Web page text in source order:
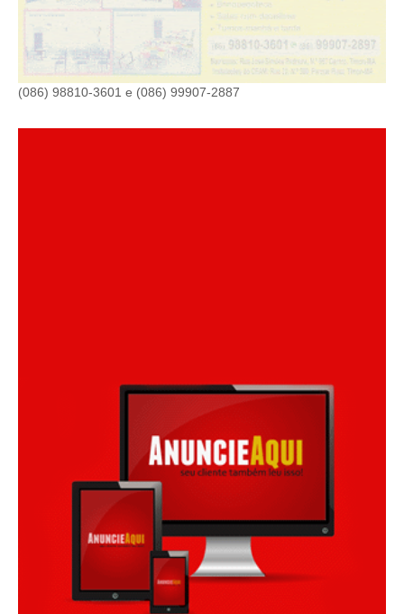
(086) 98810-3601 e (086) 99907-2887